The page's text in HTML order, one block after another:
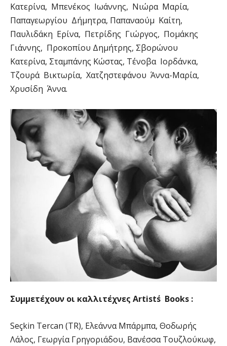
Κατερίνα, Μπενέκος Ιωάννης, Νιώρα Μαρία,
Παπαγεωργίου Δήμητρα, Παπαναούμ Καίτη,
Παυλιδάκη Ερίνα, Πετρίδης Γιώργος, Πομάκης
Γιάννης, Προκοπίου Δημήτρης, Σβορώνου
Κατερίνα, Σταμπάνης Κώστας, Τένοβα Ιορδάνκα,
Τζουρά Βικτωρία, Χατζηστεφάνου Άννα-Μαρία,
Χρυσίδη Άννα.
Συμμετέχουν οι καλλιτέχνες Artist΄s Books :
Seçkin Tercan (TR), Ελεάννα Μπάρμπα, Θοδωρής
Λάλος, Γεωργία Γρηγοριάδου, Βανέσσα Τουζλούκωφ,